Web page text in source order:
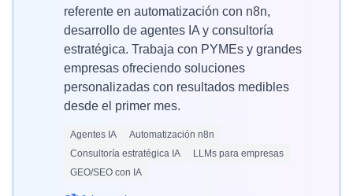
referente en automatización con n8n,
desarrollo de agentes IA y consultoría
estratégica. Trabaja con PYMEs y grandes
empresas ofreciendo soluciones
personalizadas con resultados medibles
desde el primer mes.
Agentes IA
Automatización n8n
Consultoría estratégica IA
LLMs para empresas
GEO/SEO con IA